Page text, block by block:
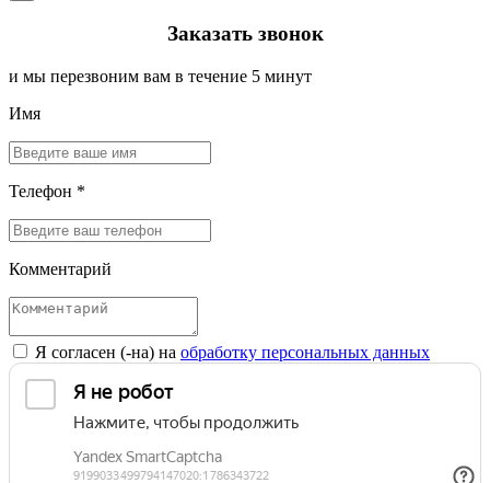
Заказать звонок
и мы перезвоним вам в течение 5 минут
Имя
Телефон *
Комментарий
Я согласен (-на) на обработку персональных данных